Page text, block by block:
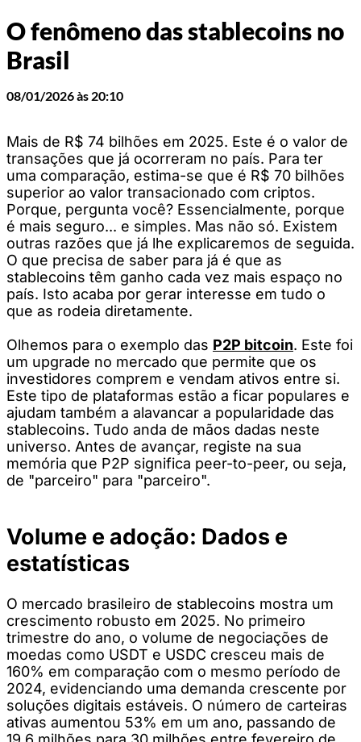
O fenômeno das stablecoins no
Brasil
08/01/2026 às 20:10
Mais de R$ 74 bilhões em 2025. Este é o valor de
transações que já ocorreram no país. Para ter
uma comparação, estima-se que é R$ 70 bilhões
superior ao valor transacionado com criptos.
Porque, pergunta você? Essencialmente, porque
é mais seguro... e simples. Mas não só. Existem
outras razões que já lhe explicaremos de seguida.
O que precisa de saber para já é que as
stablecoins têm ganho cada vez mais espaço no
país. Isto acaba por gerar interesse em tudo o
que as rodeia diretamente.
Olhemos para o exemplo das P2P bitcoin. Este foi
um upgrade no mercado que permite que os
investidores comprem e vendam ativos entre si.
Este tipo de plataformas estão a ficar populares e
ajudam também a alavancar a popularidade das
stablecoins. Tudo anda de mãos dadas neste
universo. Antes de avançar, registe na sua
memória que P2P significa peer-to-peer, ou seja,
de "parceiro" para "parceiro".
Volume e adoção: Dados e
estatísticas
O mercado brasileiro de stablecoins mostra um
crescimento robusto em 2025. No primeiro
trimestre do ano, o volume de negociações de
moedas como USDT e USDC cresceu mais de
160% em comparação com o mesmo período de
2024, evidenciando uma demanda crescente por
soluções digitais estáveis. O número de carteiras
ativas aumentou 53% em um ano, passando de